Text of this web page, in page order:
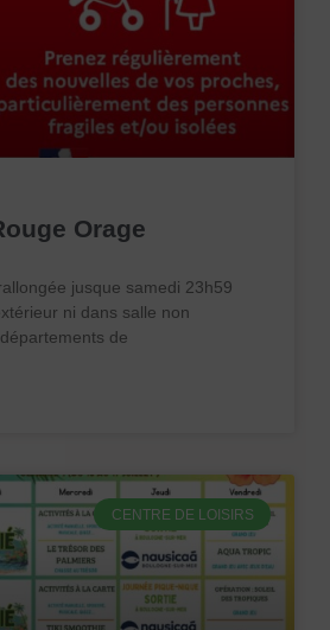
Orage
jusque samedi 23h59
ni dans salle non
de
CENTRE DE LOISIRS